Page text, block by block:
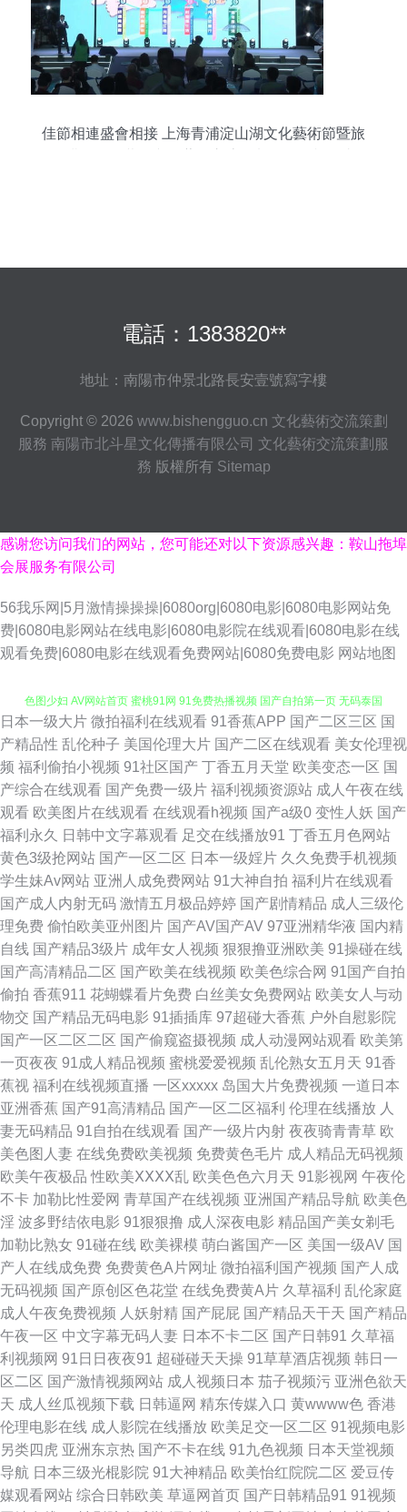
佳節相連盛會相接 上海青浦淀山湖文化藝術節暨旅
電話：1383820**
地址：南陽市仲景北路長安壹號寫字樓
Copyright © 2026 www.bishengguo.cn 文化藝術交流策劃
服務 南陽市北斗星文化傳播有限公司 文化藝術交流策劃服
務 版權所有 Sitemap
感谢您访问我们的网站，您可能还对以下资源感兴趣：鞍山拖埠
会展服务有限公司
56我乐网|5月激情操操操|6080org|6080电影|6080电影网站免
费|6080电影网站在线电影|6080电影院在线观看|6080电影在线
观看免费|6080电影在线观看免费网站|6080免费电影 网站地图
91色导 少妇人妻影院 少妇后入 91蝌蚪色情 国产91做爱 欧美三级网站 亚洲
色图少妇 AV网站首页 蜜桃91网 91免费热播视频 国产自拍第一页 无码泰国
五十五 东方色图一区二区 色色爱爱五月 国产91探花视频 人人操夜夜爽 久草
视频资源站 影音资源欧美性爱 国产AV自拍网 日韩成人AV网站 91麻豆萝莉
熟女 精品国产日韩网站 微拍福利成人 a日本在线视频 久草社区在线 午夜丝
袜AV电影 成人自拍网 青草激情网 亚洲天堂激情网 大香蕉182 欧美轮理 影音
先锋AV女优 国产丝袜综合在线 微拍1024 91社抖音在线 黄色链接在线看 天
天操视频网站 91色花堂 大香蕉网官网内 欧美A片在线观看 香蕉视频在线下
载 最新AV地址 精东传媒肏屄 午夜影院006 超碰97自拍 九九热六 天美免费
mv www色色狼AV 韩日性爰 www四虎八区 av亚洲色色香蕉 91欧美传媒 岛
国网址 另类综合另类 91豆花吃瓜视频 国产操逼在线 欧美一二 影音先锋色导
航 丁香五月花婷婷 老司机av影院 五月丁香成人网 99热欧美麻豆 国产少妇被
躁视频 午夜福利2 国产区一页精品区 第一福利精品导航 白丝美女后入爆操
av大香蕉久久 在线成人网址 亚洲在线一区 婷婷精品一区二区 日韩av欧美免
费 欧美大属日B 欧美破处91 另类四虎色 福利视频导航黑丝 99热色 在线电影
黄色 福利社性爱 www97色色 伊人国产性爱在线 日韩高清第一页 人人摸人
人摸 国产极品视频久久 成人精品视频 91资源 操逼视频不卡 麻豆性爱网 黑
丝足交后入 福利激情导航 91在线网页视频 性欧美第二页 神马激情综合 欧美
日本一级大片 微拍福利在线观看 91香蕉APP 国产二区三区 国
产精品性 乱伦种子 美国伦理大片 国产二区在线观看 美女伦理视
频 福利偷拍小视频 91社区国产 丁香五月天堂 欧美变态一区 国
产综合在线观看 国产免费一级片 福利视频资源站 成人午夜在线
观看 欧美图片在线观看 在线观看h视频 国产a级0 变性人妖 国产
福利永久
日韩中文字幕观看 足交在线播放91 丁香五月色网站
黄色3级抢网站 国产一区二区 日本一级婬片 久久免费手机视频
学生妹Av网站 亚洲人成免费网站 91大神自拍 福利片在线观看
国产成人内射无码 激情五月极品婷婷 国产剧情精品 成人三级伦
理免费 偷怕欧美亚州图片 国产AV国产AV 97亚洲精华液 国内精
自线 国产精品3级片 成年女人视频 狠狠撸亚洲欧美 91操碰在线
国产高清精品二区 国产欧美在线视频 欧美色综合网 91国产自拍
偷拍 香蕉911 花蝴蝶看片免费 白丝美女免费网站 欧美女人与动
物交 国产精品无码电影 91插插库 97超碰大香蕉 户外自慰影院
国产一区二区二区 国产偷窥盗摄视频 成人动漫网站观看 欧美第
一页夜夜 91成人精品视频 蜜桃爱爱视频 乱伦熟女五月天 91香
蕉视 福利在线视频直播 一区xxxxx 岛国大片免费视频 一道日本
亚洲香蕉 国产91高清精品 国产一区二区福利 伦理在线播放 人
妻无码精品 91自拍在线观看 国产一级片内射 夜夜骑青青草 欧
美色图人妻 在线免费欧美视频 免费黄色毛片 成人精品无码视频
欧美午夜极品 性欧美ⅩⅩⅩⅩ乱 欧美色色六月天 91影视网 午夜伦
不卡 加勒比性爱网 青草国产在线视频 亚洲国产精品导航 欧美色
淫 波多野结依电影 91狠狠撸 成人深夜电影 精品国产美女剃毛
加勒比熟女 91碰在线 欧美裸模 萌白酱国产一区 美国一级AV 国
产人在线成免费 免费黄色A片网址 微拍福利国产视频 国产人成
无码视频 国产原创区色花堂 在线免费黄A片 久草福利 乱伦家庭
成人午夜免费视频 人妖射精 国产屁屁 国产精品天干天 国产精品
午夜一区 中文字幕无码人妻 日本不卡二区 国产日韩91 久草福
利视频网 91日日夜夜91 超碰碰天天操 91草草酒店视频 韩日一
区二区 国产激情视频网站 成人视频日本 茄子视频污 亚洲色欲天
天 成人丝瓜视频下载 日韩逼网 精东传媒入口 黄wwww色 香港
伦理电影在线 成人影院在线播放 欧美足交一区二区 91视频电影
另类四虎 亚洲东京热 国产不卡在线 91九色视频 日本天堂视频
导航 日本三级光棍影院 91大神精品 欧美怡红院院二区 爱豆传
媒观看网站 综合日韩欧美 草逼网首页 国产日韩精品91 91视频